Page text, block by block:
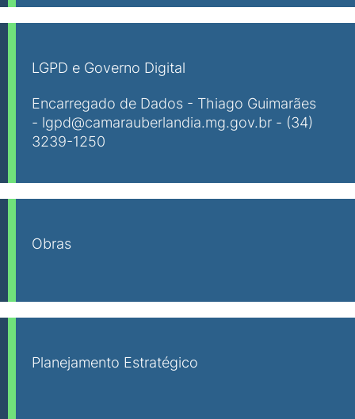
LGPD e Governo Digital
Encarregado de Dados - Thiago Guimarães
- lgpd@camarauberlandia.mg.gov.br - (34)
3239-1250
Obras
Planejamento Estratégico